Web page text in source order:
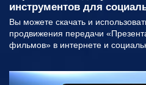
инструментов для
Вы можете скачать и
продвижения передачи
фильмов» в интернете и